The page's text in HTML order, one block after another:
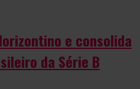
e consolida
da Série B